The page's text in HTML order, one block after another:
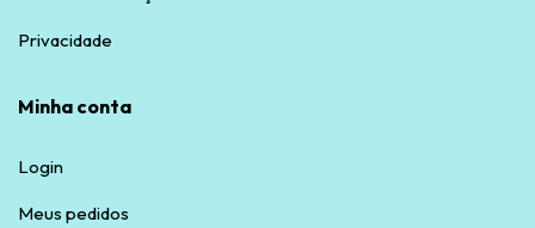
Privacidade
Minha conta
Login
Meus pedidos